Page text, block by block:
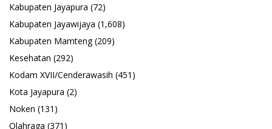
Kabupaten Jayapura (72)
Kabupaten Jayawijaya (1,608)
Kabupaten Mamteng(209)
Kesehatan (292)
Kodam XVII/Cenderawasih (451)
Kota Jayapura (2)
Noken (131)
Olahraga (371)